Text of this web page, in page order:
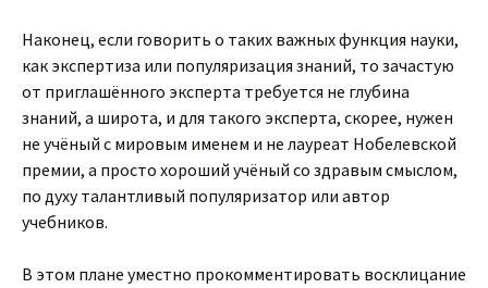
Наконец, если говорить о таких важных функция науки,
как экспертиза или популяризация знаний, то зачастую
от приглашённого эксперта требуется не глубина
знаний, а широта, и для такого эксперта, скорее, нужен
не учёный с мировым именем и не лауреат Нобелевской
премии, а просто хороший учёный со здравым смыслом,
по духу талантливый популяризатор или автор
учебников.
В этом плане уместно прокомментировать восклицание